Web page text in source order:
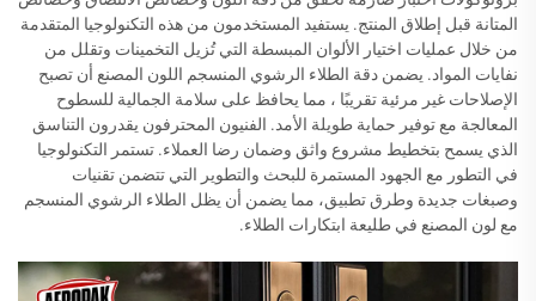
المتانة قبل إطلاق المنتج. يستفيد المستخدمون من هذه التكنولوجيا المتقدمة
من خلال عمليات اختيار الألوان المبسطة التي تُزيل التخمينات وتقلل من
نفايات المواد. يضمن دقة الطلاء الرشوي المنسجم اللون المصنع أن تصبح
الإصلاحات غير مرئية تقريبًا ، مما يحافظ على سلامة الجمالية للسطوح
المعالجة مع توفير حماية طويلة الأمد. الفنيون المحترفون يقدرون التناسق
الذي يسمح بتخطيط مشروع واثق وضمان رضا العملاء. تستمر التكنولوجيا
في التطور مع الجهود المستمرة للبحث والتطوير التي تتضمن تقنيات
وصبغات جديدة وطرق تطبيق، مما يضمن أن يظل الطلاء الرشوي المنسجم
مع لون المصنع في طليعة ابتكارات الطلاء.